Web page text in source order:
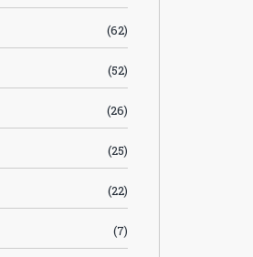
(62)
(52)
(26)
(25)
(22)
(7)